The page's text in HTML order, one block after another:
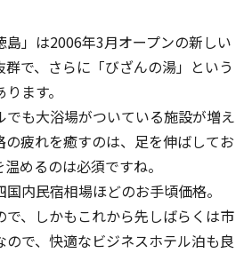
島」は2006年3月オープンの新しい
で、さらに「びざんの湯」という
ます。
も大浴場がついている施設が増え
の疲れを癒すのは、足を伸ばしてお
めるのは必須ですね。
内民宿相場ほどのお手頃価格。
、しかもこれから先しばらくは市
で、快適なビジネスホテル泊も良